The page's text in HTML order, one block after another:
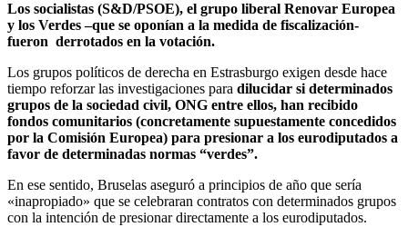
Los socialistas (S&D/PSOE), el grupo liberal Renovar Europea
y los Verdes –que se oponían a la medida de fiscalización-
fueron derrotados en la votación.
Los grupos políticos de derecha en Estrasburgo exigen desde hace
tiempo reforzar las investigaciones para dilucidar si determinados
grupos de la sociedad civil, ONG entre ellos, han recibido
fondos comunitarios (concretamente supuestamente concedidos
por la Comisión Europea) para presionar a los eurodiputados a
favor de determinadas normas “verdes”.
En ese sentido, Bruselas aseguró a principios de año que sería
«inapropiado» que se celebraran contratos con determinados grupos
con la intención de presionar directamente a los eurodiputados.